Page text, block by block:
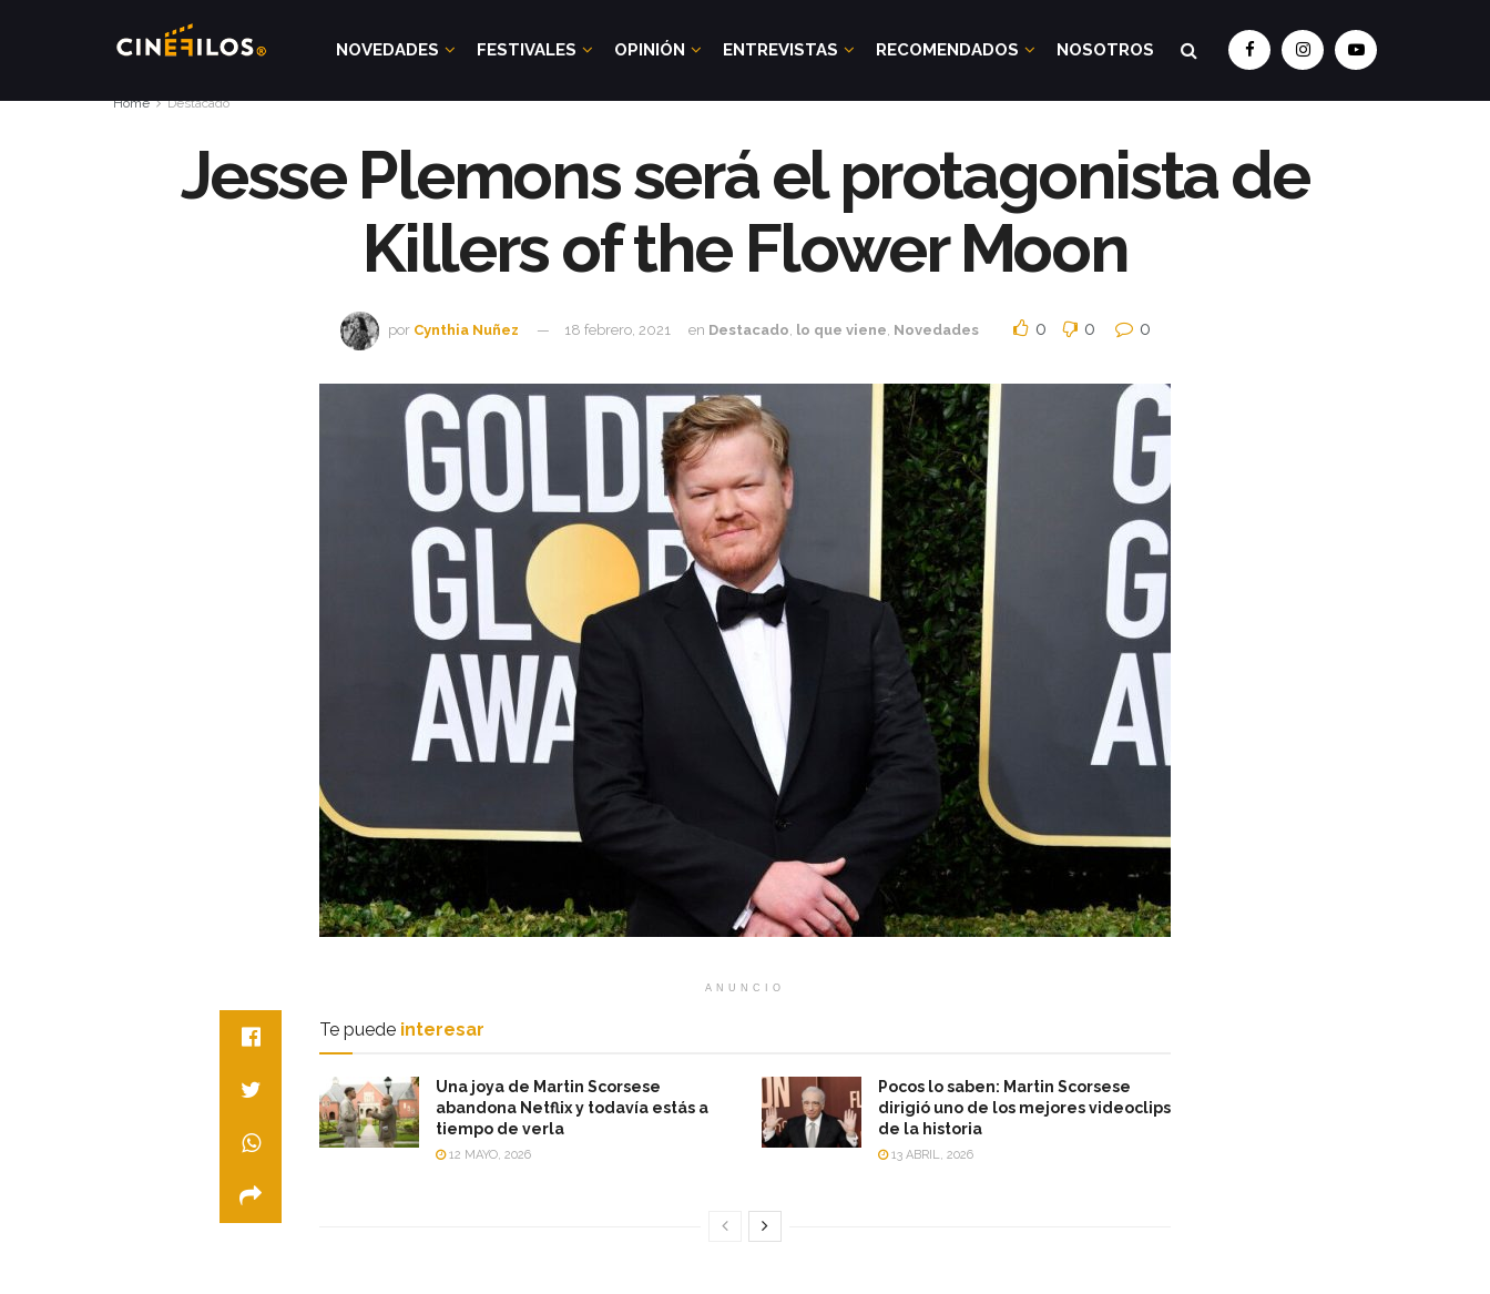
NOVEDADES FESTIVALES OPINIÓN ENTREVISTAS RECOMENDADOS NOSOTROS
Home Destacado
Jesse Plemons será el protagonista de
Killers of the Flower Moon
por Cynthia Nuñez 18 febrero, 2021 en Destacado lo que viene Novedades 0 0 0
ANUNCIO
Te puede interesar
Una joya de Martin Scorsese
abandona Netflix y todavía estás a
tiempo de verla
12 MAYO, 2026
Pocos lo saben: Martin Scorsese
dirigió uno de los mejores videoclips
de la historia
13 ABRIL, 2026